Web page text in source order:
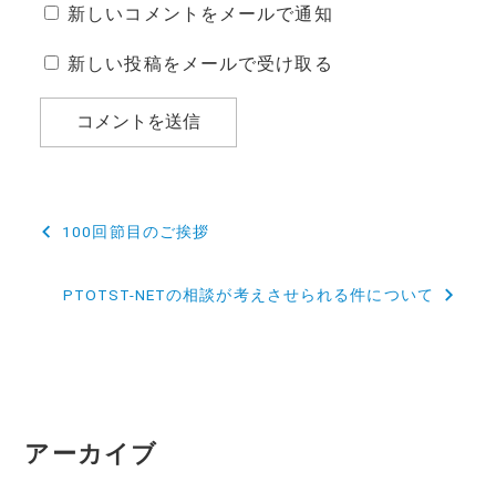
新しいコメントをメールで通知
新しい投稿をメールで受け取る
投
100回節目のご挨拶
PTOTST-NETの相談が考えさせられる件について
アーカイブ